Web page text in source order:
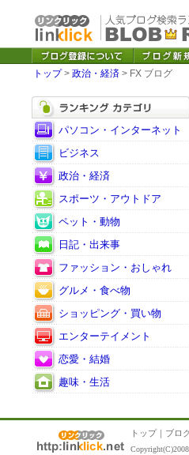
トップ> 政治・経済 > FX ブログ
パソコン・インターネット
ビジネス
政治・経済
スポーツ・アウトドア
ペット・動物
日記・出来事
ファッション・おしゃれ
グルメ・食べ物
ショッピング・買い物
エンターテイメント
恋愛・結婚
趣味・生活
トップ｜ ブロ